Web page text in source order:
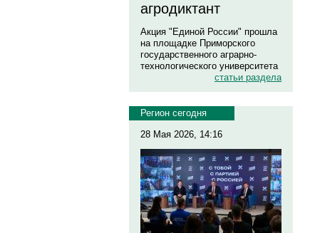
агродиктант
Акция "Единой России" прошла
на площадке Приморского
государственного аграрно-
технологического университета
статьи раздела
Регион сегодня
28 Мая 2026, 14:16